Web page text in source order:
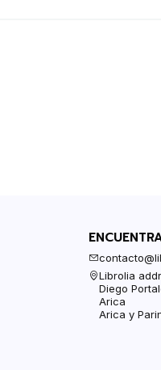
Librolia
Diego
Arica
Arica y